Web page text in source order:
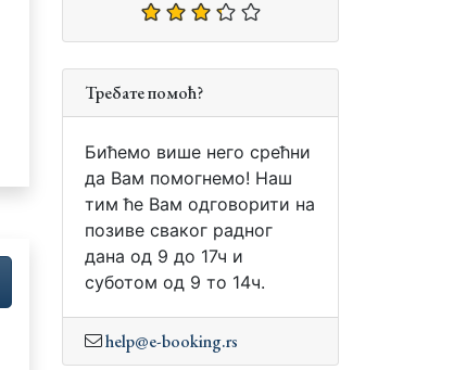
Требате помоћ?
Бићемо више него срећни
да Вам помогнемо! Наш
тим ће Вам одговорити на
позиве сваког радног
дана од 9 до 17ч и
суботом од 9 то 14ч.
help@e-booking.rs